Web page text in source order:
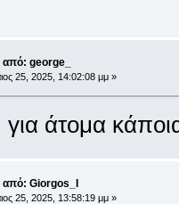
από: george_
25, 2025, 14:02:08 μμ »
για άτομα
από: Giorgos_I
25, 2025, 13:58:19 μμ »